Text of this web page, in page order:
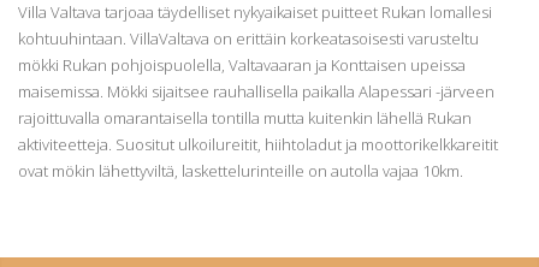
Villa Valtava tarjoaa täydelliset nykyaikaiset puitteet Rukan lomallesi
kohtuuhintaan. VillaValtava on erittäin korkeatasoisesti varusteltu
mökki Rukan pohjoispuolella, Valtavaaran ja Konttaisen upeissa
maisemissa. Mökki sijaitsee rauhallisella paikalla Alapessari -järveen
rajoittuvalla omarantaisella tontilla mutta kuitenkin lähellä Rukan
aktiviteetteja. Suositut ulkoilureitit, hiihtoladut ja moottorikelkkareitit
ovat mökin lähettyviltä, laskettelurinteille on autolla vajaa 10km.